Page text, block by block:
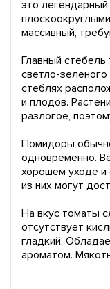
это
массивный,
Главный
светло-
стеблях
и плодов.
разлогое,
Помидоры
одновременно.
хорошем уходе и
из них могут
На вкус томаты
отсутствует
гладкий.
ароматом.